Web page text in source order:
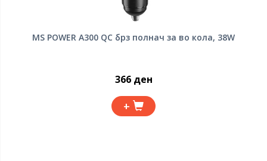
MS POWER A300 QC брз полнач за во кола, 38W
366 ден
+